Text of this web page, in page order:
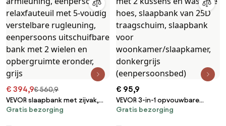
€ 394,9€ 560,9
VEVOR slaapbank met zijvak,
kussen en armleuning,
Gratis bezorging
€ 95,9
VEVOR 3-in-1 opvouwbare
slaapbank met 2 kussens en
Gratis bezorging